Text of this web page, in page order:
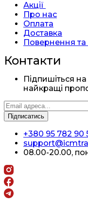
Акції
Про нас
Оплата
Доставка
Повернення та
Контакти
Підпишіться
найкращі
+380 95 782 90
08.00-20.00,